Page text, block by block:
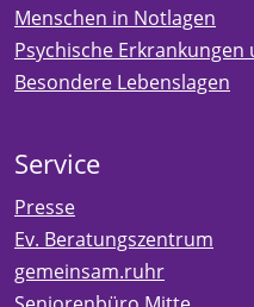
Menschen in Notlagen
Psychische Erkrankungen
Besondere Lebenslagen
Service
Presse
Ev. Beratungszentrum
gemeinsam.ruhr